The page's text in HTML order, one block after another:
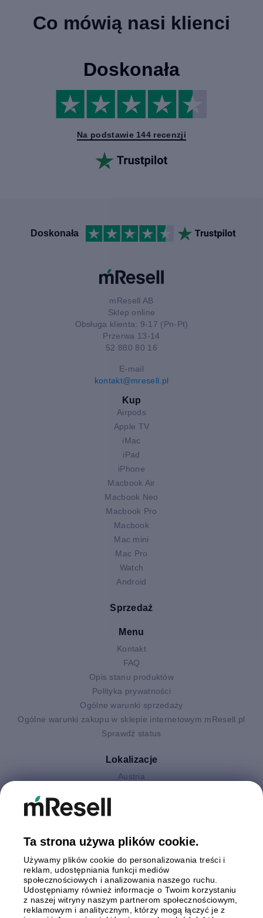
Co mówią nasi klienci
Doskonała
Na podstawie 144 recenzji
Doskonała
mResell AB
Sklep online
Obsługa klienta: 9-17 (Pn-Pt)
Przerwa 13-14
52 880 80 16
E-mail
kontakt@mresell.pl
Kup
Airpods
Apple TV
iMac
iPad
iPhone
Macbook Air
Macbook Neo
Macbook Pro
Macbook
Mac mini
Mac Pro
Watch
Android
Sprzedaż
Menu
Kontakt
FAQ
Opis stanu produktów
Polityka prywatności
Ogólne warunki sprzedaży
Ogólne warunki zakupu w sklepie internetowym mResell.pl
Sprawdź status
Lokalizacje
Austria
Polska
Szwecja
Wielka Brytania
Włochy
Płatności
Ta strona używa plików cookie.
Używamy plików cookie do personalizowania treści i
reklam, udostępniania funkcji mediów
społecznościowych i analizowania naszego ruchu.
Udostępniamy również informacje o Twoim korzystaniu
z naszej witryny naszym partnerom społecznościowym,
reklamowym i analitycznym, którzy mogą łączyć je z